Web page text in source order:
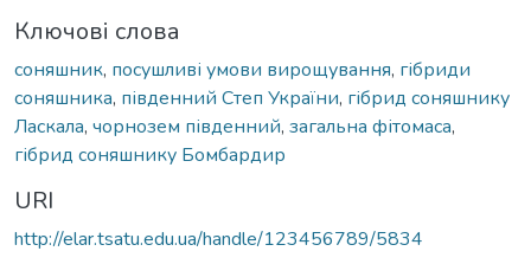
Ключові слова
соняшник, посушливі умови вирощування, гібриди
соняшника, південний Степ України, гібрид соняшнику
Ласкала, чорнозем південний, загальна фітомаса,
гібрид соняшнику Бомбардир
URI
http://elar.tsatu.edu.ua/handle/123456789/5834